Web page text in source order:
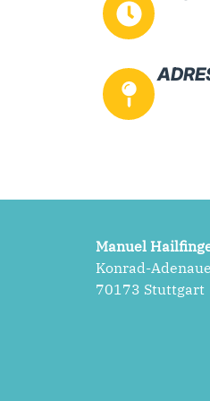
Manuel
Konrad-
70173 Stuttgart